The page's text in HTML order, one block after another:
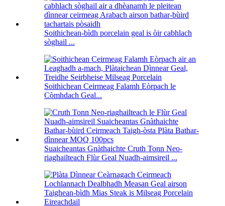
Soithichean-bìdh porcelain geal is òir cabhlach
sòghail ...
Soithichean Ceirmeag Falamh Eòrpach le
Còmhdach Geal...
Suaicheantas Gnàthaichte Cruth Tonn Neo-
riaghailteach Flùr Geal Nuadh-aimsireil ...